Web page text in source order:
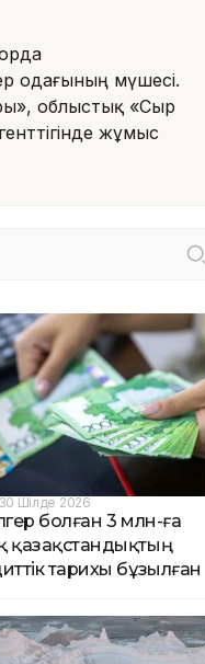
одағының мүшесі.
облыстық «Сыр
жұмыс
Шілде 2026
болған 3 млн-ға
қазақстандықтың
тарихы бұзылған